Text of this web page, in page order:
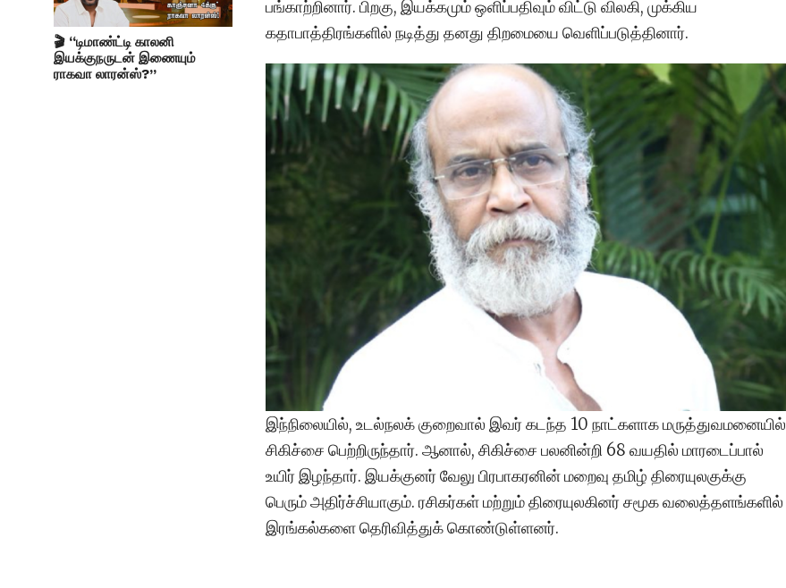
🎬 “டிமாண்ட்டி காலனி
இயக்குநருடன் இணையும்
ராகவா லாரன்ஸ்?”
பங்காற்றினார். பிறகு, இயக்கமும் ஒளிப்பதிவும் விட்டு விலகி, முக்கிய
கதாபாத்திரங்களில் நடித்து தனது திறமையை வெளிப்படுத்தினார்.
இந்நிலையில், உடல்நலக் குறைவால் இவர் கடந்த 10 நாட்களாக மருத்துவமனையில்
சிகிச்சை பெற்றிருந்தார். ஆனால், சிகிச்சை பலனின்றி 68 வயதில் மாரடைப்பால்
உயிர் இழந்தார். இயக்குனர் வேலு பிரபாகரனின் மறைவு தமிழ் திரையுலகுக்கு
பெரும் அதிர்ச்சியாகும். ரசிகர்கள் மற்றும் திரையுலகினர் சமூக வலைத்தளங்களில்
இரங்கல்களை தெரிவித்துக் கொண்டுள்ளனர்.